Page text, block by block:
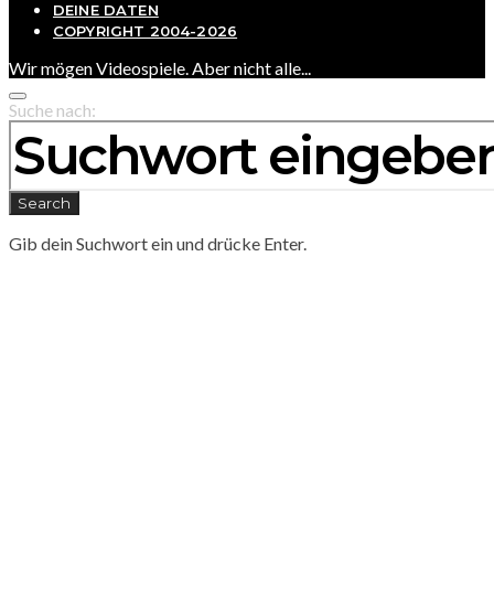
DEINE DATEN
COPYRIGHT 2004-2026
Wir mögen Videospiele. Aber nicht alle...
Suche nach:
Search
Gib dein Suchwort ein und drücke Enter.